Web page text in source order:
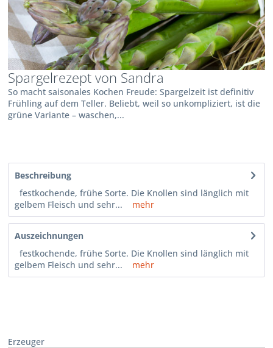
Spargelrezept von Sandra
So macht saisonales Kochen Freude: Spargelzeit ist definitiv
Frühling auf dem Teller. Beliebt, weil so unkompliziert, ist die
grüne Variante – waschen,...
Beschreibung
festkochende, frühe Sorte. Die Knollen sind länglich mit
gelbem Fleisch und sehr...
mehr
Auszeichnungen
festkochende, frühe Sorte. Die Knollen sind länglich mit
gelbem Fleisch und sehr...
mehr
Erzeuger